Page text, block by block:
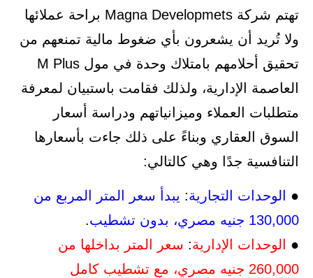
تهتم شركة Magna Developmets براحة عملائها
ولا تُريد أن يشعرون بأي ضغوط مالية تمنعهم من
تحقيق أحلامهم بامتلاك وحدة في مول M Plus
العاصمة الإدارية، ولذلك فقامت باستبيان لمعرفة
متطلبات العملاء وميزانياتهم ودراسة أسعار
السوق العقاري وبناءً على ذلك جاءت بأسعارها
التنافسية جدًا وهي كالتالي:
● الوحدات التجارية: يبدأ سعر المتر المربع من
130,000 جنيه مصري، بدون تشطيب
.
●
الوحدات الإدارية: سعر المتر بداخلها من
260,000 جنيه مصري، مع تشطيب كامل